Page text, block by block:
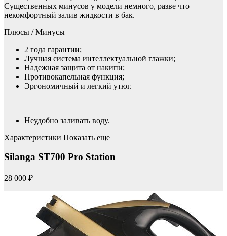
Существенных минусов у модели немного, разве что
некомфортный залив жидкости в бак.
Плюсы / Минусы +
2 года гарантии;
Лучшая система интеллектуальной глажки;
Надежная защита от накипи;
Противокапельная функция;
Эргономичный и легкий утюг.
—
Неудобно заливать воду.
Характеристики Показать еще
Silanga ST700 Pro Station
28 000 ₽